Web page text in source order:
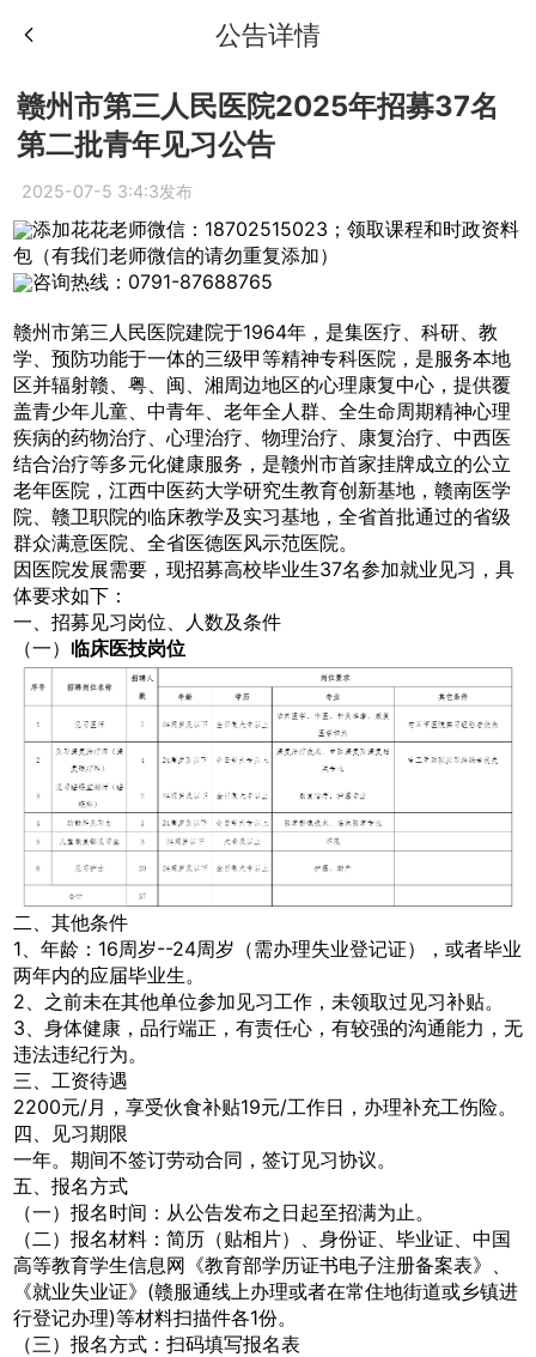
公告详情
赣州市第三人民医院2025年招募37名
第二批青年见习公告
2025-07-5 3:4:3发布
添加花花老师微信：18702515023；领取课程和时政资料
包（有我们老师微信的请勿重复添加）
咨询热线：0791-87688765
赣州市第三人民医院建院于1964年，是集医疗、科研、教
学、预防功能于一体的三级甲等精神专科医院，是服务本地
区并辐射赣、粤、闽、湘周边地区的心理康复中心，提供覆
盖青少年儿童、中青年、老年全人群、全生命周期精神心理
疾病的药物治疗、心理治疗、物理治疗、康复治疗、中西医
结合治疗等多元化健康服务，是赣州市首家挂牌成立的公立
老年医院，江西中医药大学研究生教育创新基地，赣南医学
院、赣卫职院的临床教学及实习基地，全省首批通过的省级
群众满意医院、全省医德医风示范医院。
因医院发展需要，现招募高校毕业生37名参加就业见习，具
体要求如下：
一、招募见习岗位、人数及条件
（一） 临床医技岗位
二、其他条件
1、年龄：16周岁--24周岁（需办理失业登记证），或者毕业
两年内的应届毕业生。
2、之前未在其他单位参加见习工作，未领取过见习补贴。
3、身体健康，品行端正，有责任心，有较强的沟通能力，无
违法违纪行为。
三、工资待遇
2200元/月，享受伙食补贴19元/工作日，办理补充工伤险。
四、见习期限
一年。期间不签订劳动合同，签订见习协议。
五、报名方式
（一）报名时间：从公告发布之日起至招满为止。
（二）报名材料：简历（贴相片）、身份证、毕业证、中国
高等教育学生信息网《教育部学历证书电子注册备案表》、
《就业失业证》(赣服通线上办理或者在常住地街道或乡镇进
行登记办理)等材料扫描件各1份。
（三）报名方式：扫码填写报名表